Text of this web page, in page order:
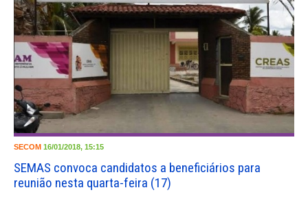
SECOM 16/01/2018, 15:15
SEMAS convoca candidatos a beneficiários para
reunião nesta quarta-feira (17)